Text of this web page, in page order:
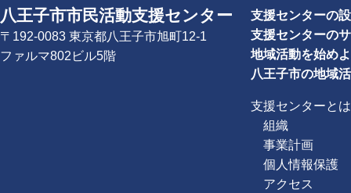
八王子市市民活動支援センター
〒192-0083 東京都八王子市旭町12-1
ファルマ802ビル5階
支援センターの
支援センターの
地域活動を始め
八王子市の地域
支援センターとは
組織
事業計画
個人情報保護
アクセス